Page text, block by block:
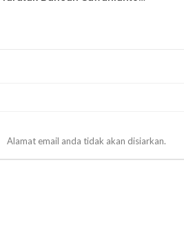
Alamat email anda tidak akan disiarkan.